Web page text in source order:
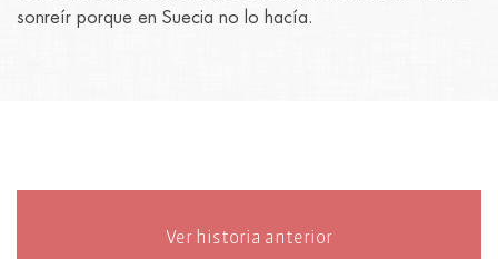
sonreír porque en Suecia no lo hacía.
Ver historia anterior